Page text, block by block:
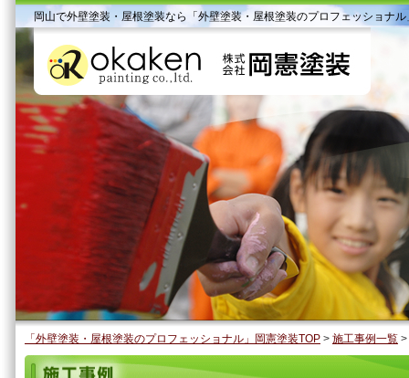
岡山で外壁塗装・屋根塗装なら「外壁塗装・屋根塗装のプロフェッショナ
「外壁塗装・屋根塗装のプロフェッショナル」岡憲塗装TOP > 施工事例一覧 >